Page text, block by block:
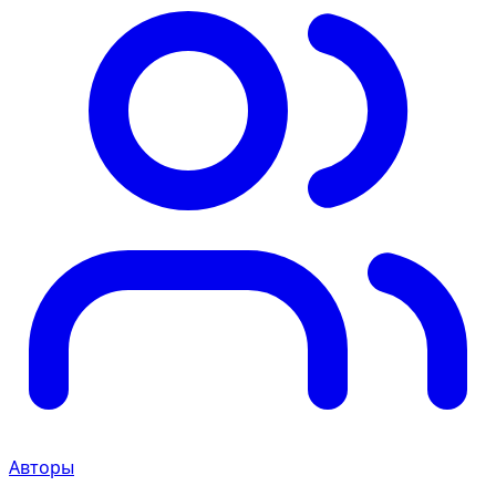
Авторы